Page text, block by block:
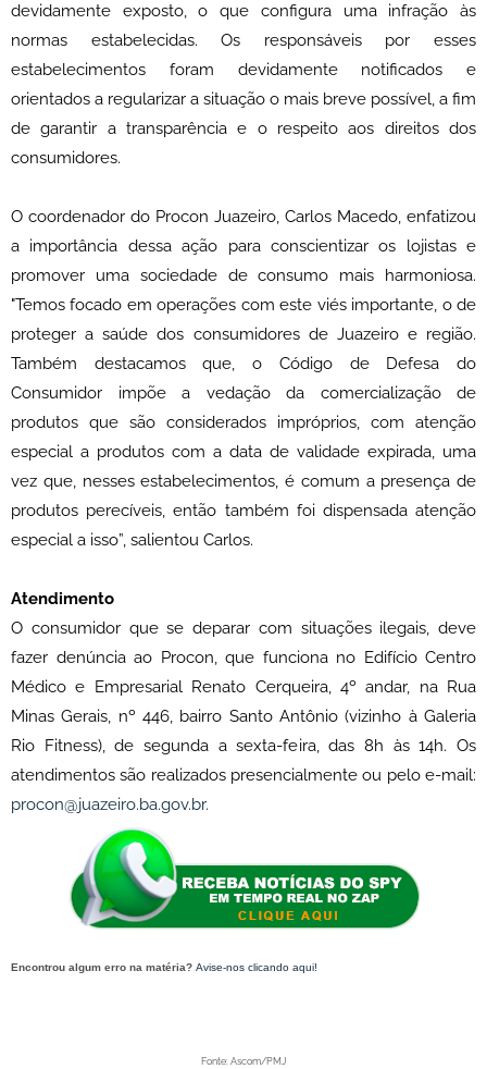
devidamente exposto, o que configura uma infração às
normas estabelecidas. Os responsáveis por esses
estabelecimentos foram devidamente notificados e
orientados a regularizar a situação o mais breve possível, a fim
de garantir a transparência e o respeito aos direitos dos
consumidores.
O coordenador do Procon Juazeiro, Carlos Macedo, enfatizou
a importância dessa ação para conscientizar os lojistas e
promover uma sociedade de consumo mais harmoniosa.
"Temos focado em operações com este viés importante, o de
proteger a saúde dos consumidores de Juazeiro e região.
Também destacamos que, o Código de Defesa do
Consumidor impõe a vedação da comercialização de
produtos que são considerados impróprios, com atenção
especial a produtos com a data de validade expirada, uma
vez que, nesses estabelecimentos, é comum a presença de
produtos perecíveis, então também foi dispensada atenção
especial a isso”, salientou Carlos.
Atendimento
O consumidor que se deparar com situações ilegais, deve
fazer denúncia ao Procon, que funciona no Edifício Centro
Médico e Empresarial Renato Cerqueira, 4º andar, na Rua
Minas Gerais, nº 446, bairro Santo Antônio (vizinho à Galeria
Rio Fitness), de segunda a sexta-feira, das 8h às 14h. Os
atendimentos são realizados presencialmente ou pelo e-mail:
procon@juazeiro.ba.gov.br.
Encontrou algum erro na matéria? Avise-nos clicando aqui!
Fonte: Ascom/PMJ